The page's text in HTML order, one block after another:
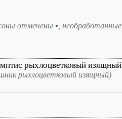
отмечены • ,
рыхлоцветковый изящный
рыхлоцветковый изящный)